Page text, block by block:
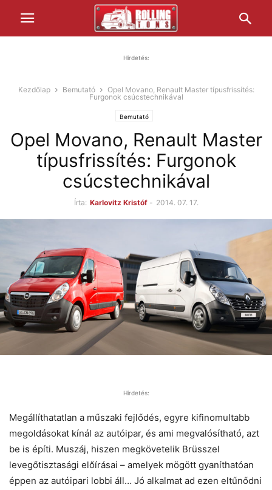
Hirdetés:
Kezdőlap Bemutató
Opel Movano, Renault Master típusfrissítés:
Furgonok csúcstechnikával
Bemutató
Opel Movano, Renault Master
típusfrissítés: Furgonok
csúcstechnikával
Írta: Karlovitz Kristóf - 2014. 07. 17.
Hirdetés:
Megállíthatatlan a műszaki fejlődés, egyre kifinomultabb
megoldásokat kínál az autóipar, és ami megvalósítható, azt
be is építi. Muszáj, hiszen megkövetelik Brüsszel
levegőtisztasági előírásai – amelyek mögött gyaníthatóan
éppen az autóipari lobbi áll… Jó alkalmat ad ezen eltűnődni